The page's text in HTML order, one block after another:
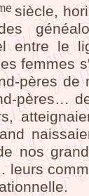
siècle,
entre le
femmes
pères de
pères…
nos
leurs